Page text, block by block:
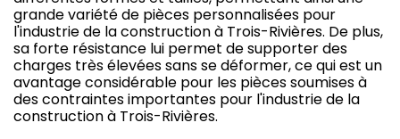
grande variété de pièces personnalisées pour
l'industrie de la construction à Trois-Rivières. De plus,
sa forte résistance lui permet de supporter des
charges très élevées sans se déformer, ce qui est un
avantage considérable pour les pièces soumises à
des contraintes importantes pour l'industrie de la
construction à Trois-Rivières.